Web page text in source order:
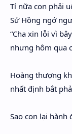
Tí nữa con phải
Sử Hồng ngớ
“Cha xin lỗi vì
nhưng hôm qua
Hoàng thượng
nhất định bắt
Sao con lại